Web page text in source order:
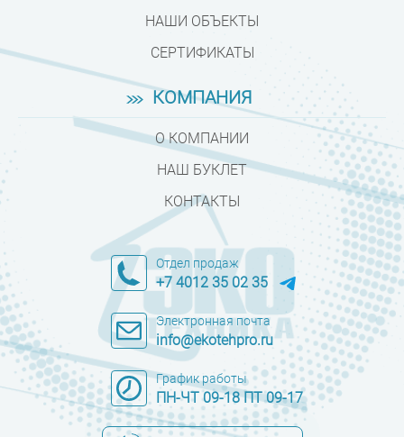
НАШИ ОБЪЕКТЫ
СЕРТИФИКАТЫ
КОМПАНИЯ
О КОМПАНИИ
НАШ БУКЛЕТ
КОНТАКТЫ
Отдел продаж
+7 4012 35 02 35
Электронная почта
info@ekotehpro.ru
График работы
ПН-ЧТ 09-18 ПТ 09-17